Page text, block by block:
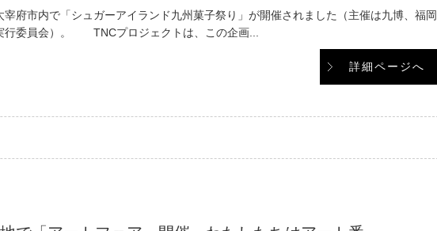
府市内で「シュガーアイランド九州菓子祭り」が開催されました（主催は九博、福岡
行委員会）。 TNCプロジェクトは、この企画...
詳細ページへ